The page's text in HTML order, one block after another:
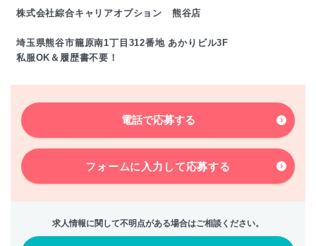
株式会社綜合キャリアオプション 熊谷店
埼玉県熊谷市籠原南1丁目312番地 あかりビル3F
私服OK＆履歴書不要！
電話で応募する
フォームに入力して応募する
求人情報に関して不明点がある場合はご相談ください。